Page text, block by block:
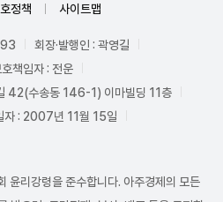
정책 사이트맵
회장·발행인 : 곽영길
책임자 : 전운
42(수송동 146-1) 이마빌딩 11층
자 : 2007년 11월 15일
윤리강령을 준수합니다. 아주경제의 모든